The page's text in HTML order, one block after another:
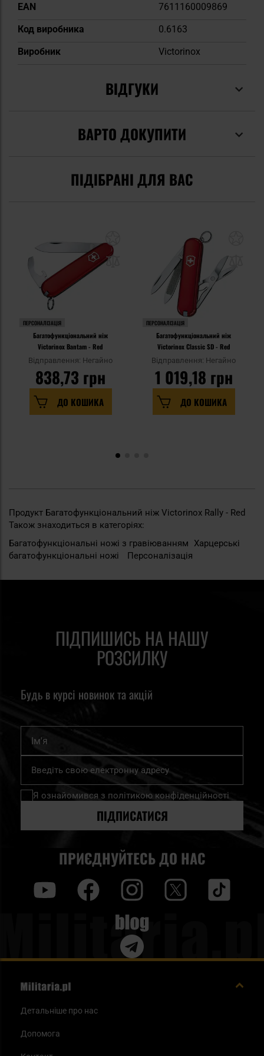
EAN
7611160009869
Код виробника
0.6163
Виробник
Victorinox
ВІДГУКИ
ВАРТО ДОКУПИТИ
ПІДІБРАНІ ДЛЯ ВАС
ПЕРСОНАЛІЗАЦІЯ
Багатофункціональний ніж
Victorinox Bantam - Red
Відправлення: Негайно
838,73 грн
ДО КОШИКА
ПЕРСОНАЛІЗАЦІЯ
Багатофункціональний ніж
Victorinox Classic SD - Red
Відправлення: Негайно
1 019,18 грн
ДО КОШИКА
Продукт Багатофункціональний ніж Victorinox Rally - Red
Також знаходиться в категоріях:
Багатофункціональні ножі з гравіюванням
Харцерські
багатофункціональні ножі
Персоналізація
ПІДПИШИСЬ НА НАШУ
РОЗСИЛКУ
Будь в курсі новинок та акцій
Підпишіться
нашу
розсилку
Я ознайомився з політикою конфіденційності
ПІДПИСАТИСЯ
ПРИЄДНУЙТЕСЬ ДО НАС
Blog
Детальніше про нас
Допомога